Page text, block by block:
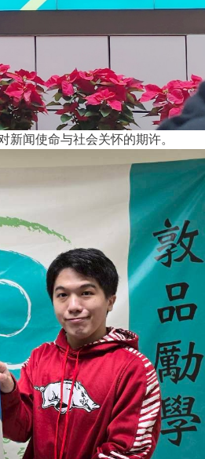
新闻使命与社会关怀的期许。